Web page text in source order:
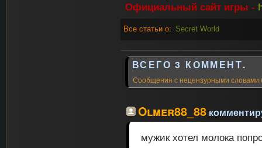
Официальный сайт игры -
Все статьи о: Secret World
ВСЕГО 3 КОММЕНТ.
Сообщения с нецензурными словами
Olmer88_88
мужик хотел молока